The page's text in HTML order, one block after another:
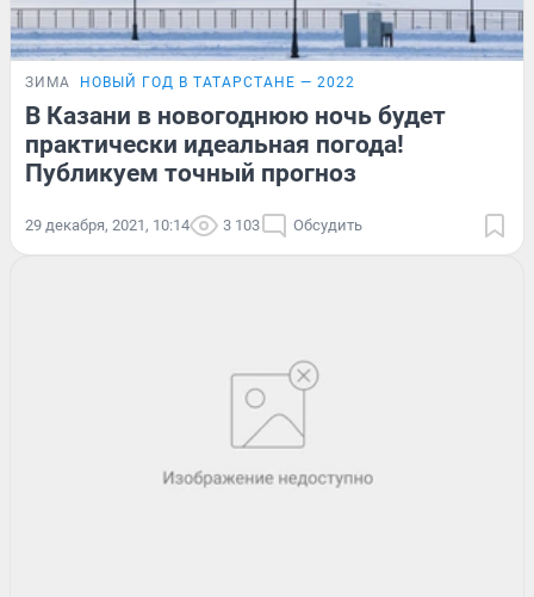
ЗИМА НОВЫЙ ГОД В ТАТАРСТАНЕ — 2022
В Казани в новогоднюю ночь будет
практически идеальная погода!
Публикуем точный прогноз
29 декабря, 2021, 10:14 3 103 Обсудить